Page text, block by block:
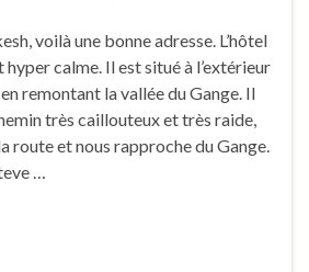
voilà une bonne adresse. L’hôtel
calme. Il est situé à l’extérieur
remontant la vallée du Gange. Il
très caillouteux et très raide,
route et nous rapproche du Gange.
…